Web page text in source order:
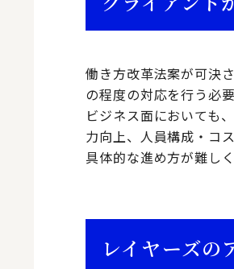
働き方改革法案が可決
の程度の対応を行う必
ビジネス面においても
力向上、人員構成・コ
具体的な進め方が難し
レイヤーズの